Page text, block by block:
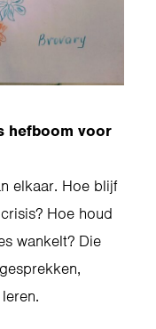
hefboom voor
elkaar. Hoe blijf
Hoe houd
wankelt? Die